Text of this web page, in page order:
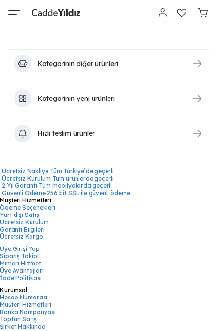
Kategorinin diğer ürünleri
Kategorinin yeni ürünleri
Hızlı teslim ürünler
Ücretsiz Nakliye Tüm Türkiye’de geçerli
Ücretsiz Kurulum Tüm ürünlerde geçerli
2 Yıl Garanti Tüm mobilyalarda geçerli
Güvenli Ödeme 256 bit SSL ile güvenli ödeme
Müşteri Hizmetleri
Ödeme Seçenekleri
Yurt dışı Satış
Ücretsiz Kurulum
Garanti Bilgileri
Ücretsiz Kargo
Üye Girişi Yap
Sipariş Takibi
Mimari Hizmet
Üye Avantajları
İade Politikası
Kurumsal
Hesap Numarası
Müşteri Hizmetleri
Banka Kampanyası
Toptan Satış
Şirket Hakkında